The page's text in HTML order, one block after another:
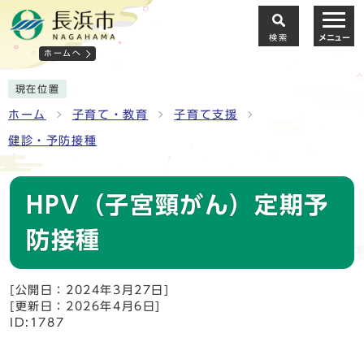
ホームへ
検索 メニュー
現在位置
ホーム 子育て・教育 子育て支援
健診・予防接種
HPV（子宮頸がん）定期予
防接種
[公開日：2024年3月27日]
[更新日：2026年4月6日]
ID:1787